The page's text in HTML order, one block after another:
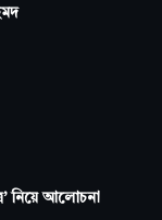
নিয়ে আলোচনা